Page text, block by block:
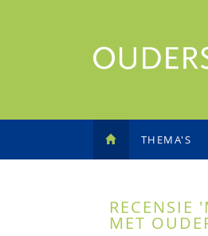
THEMA'S
RECENSIE
MET